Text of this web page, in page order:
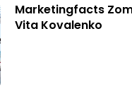
Marketingfacts
Vita Kovalenko